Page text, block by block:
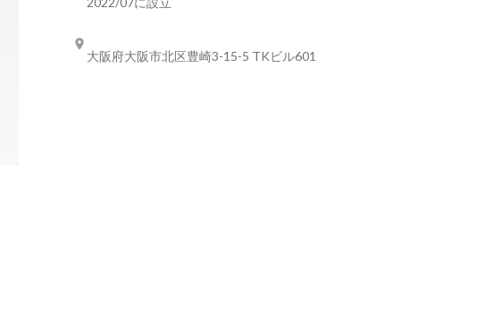
大阪府大阪市北区豊崎3-15-5 TKビル601